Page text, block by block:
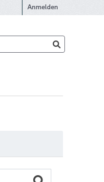
Anmelden